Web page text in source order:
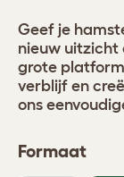
Formaat
Geef je
nieuw uitzicht
grote
verblijf en
ons